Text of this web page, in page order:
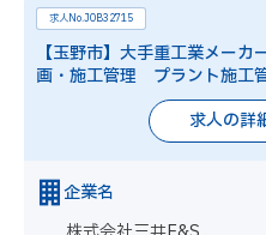
求人No.JOB32715
【玉野市】大手重工業メー
画・施工管理 プラント施工
求人の詳
企業名